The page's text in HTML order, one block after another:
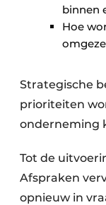
binnen
Hoe
Strategische
prioriteiten
onderneming
Tot de
Afspraken
opnieuw in